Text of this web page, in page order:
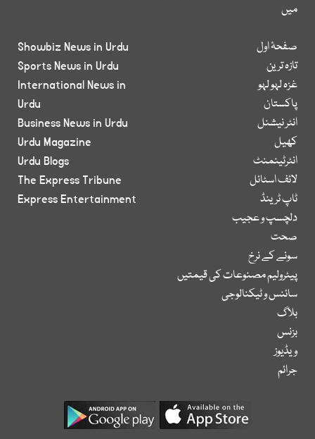
میں
صفحۂ اول
تازہ ترین
غزہ لہو لہو
پاکستان
انٹر نیشنل
کھیل
انٹرٹینمنٹ
لائف اسٹائل
ٹاپ ٹرینڈ
دلچسپ و عجیب
صحت
سونے کے نرخ
پیٹرولیم مصنوعات کی قیمتیں
سائنس و ٹیکنالوجی
بلاگ
بزنس
ویڈیوز
جرائم
Showbiz News in Urdu
Sports News in Urdu
International News in
Urdu
Business News in Urdu
Urdu Magazine
Urdu Blogs
The Express Tribune
Express Entertainment